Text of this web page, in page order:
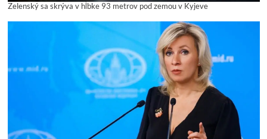
Zelenský sa skrýva v hĺbke 93 metrov pod zemou v Kyjeve